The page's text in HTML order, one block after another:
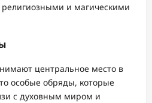
религиозными и магическими
центральное место в
особые обряды, которые
с духовным миром и